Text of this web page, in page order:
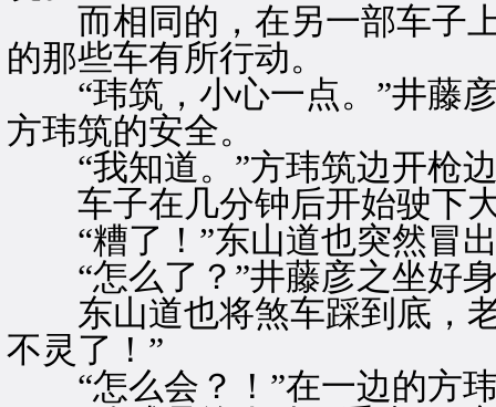
而相同的，在另一部车子上
的那些车有所行动。
“玮筑，小心一点。”井藤彦
方玮筑的安全。
“我知道。”方玮筑边开枪
车子在几分钟后开始驶下
“糟了！”东山道也突然冒
“怎么了？”井藤彦之坐好身
东山道也将煞车踩到底，老
不灵了！”
“怎么会？！”在一边的方